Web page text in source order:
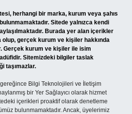
herhangi bir marka, kurum veya şahıs
Sitede yalnızca kendi
Burada yer alan içerikler
olup, gerçek kurum ve kişiler hakkında
Gerçek kurum ve kişiler ile isim
Sitemizdeki bilgiler taslak
taşımazlar.
Bilgi Teknolojileri ve İletişim
bir Yer Sağlayıcı olarak hizmet
içerikleri proaktif olarak denetleme
bulunmamaktadır. Ancak, üyelerimiz